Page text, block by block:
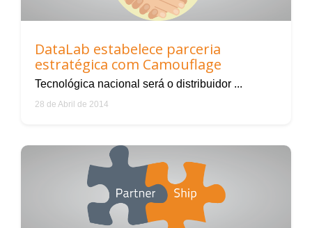
DataLab estabelece parceria
estratégica com Camouflage
Tecnológica nacional será o distribuidor ...
28 de Abril de 2014